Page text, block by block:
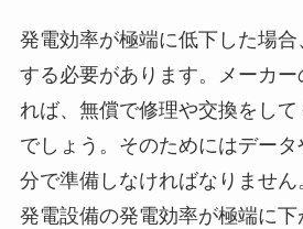
発電効率が極端に低下した場
する必要があります。メーカ
れば、無償で修理や交換をし
でしょう。そのためにはデー
分で準備しなければなりませ
発電設備の発電効率が極端に